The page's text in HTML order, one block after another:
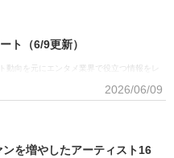
を発表。Mrs. GREEN APPLEが期間内総売
APPLEはアーティスト別セールス部門
獲得。安価なデジタルで1位を獲得したアー
オリコン史上初となった。GREEN
／Gt）、若井滉斗（Gt） アーティスト別
ト【シングル、アルバム、ミュージック
ト（6/9更新）
動向を元にエンタメ業界で役立つ情報をレ
、商品企画、値上げ検討時の判断材料とし
のマーケティング戦略に活用できる内容を
「なぜ買うのか」「何が売れるのか」
格設計・販売戦略に直結する示唆を提案
2026/06/09
を増やしたアーティスト16